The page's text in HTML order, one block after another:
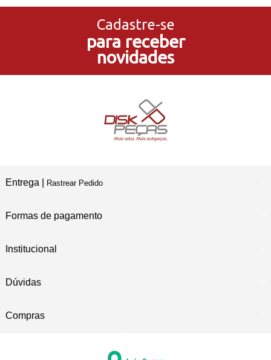
no Cartão de Crédito
5% de Desconto
no Pagamento PIX
Em Nossas Lojas Físicas
Cadastre-se
para receber
novidades
Entrega | Rastrear Pedido
Formas de pagamento
Institucional
Dúvidas
Compras